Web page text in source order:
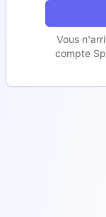
Vous
compte